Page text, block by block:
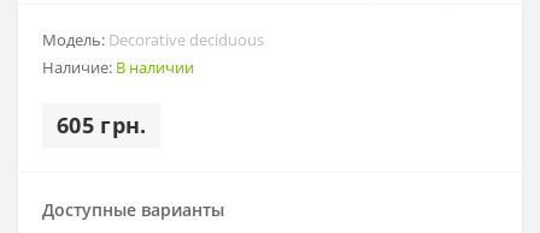
Модель: Decorative deciduous
Наличие: В наличии
605 грн.
Доступные варианты